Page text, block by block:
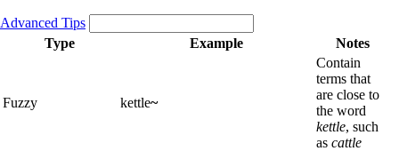
Advanced Tips
Type
Example Notes
Fuzzy kettle~
Contain
terms that
are close to
the word
kettle, such
as cattle